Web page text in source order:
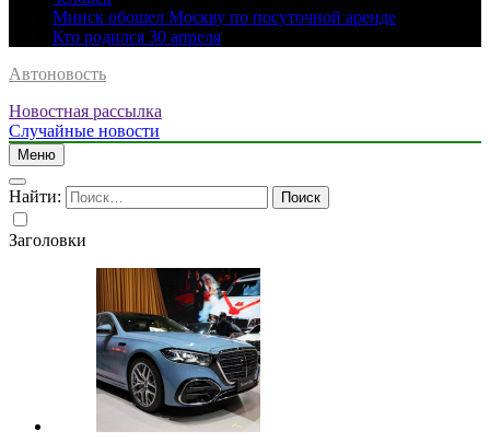
Минск обошел Москву по посуточной аренде
Кто родился 30 апреля
Автоновость
Новостная рассылка
Случайные новости
Меню
Найти:
Заголовки